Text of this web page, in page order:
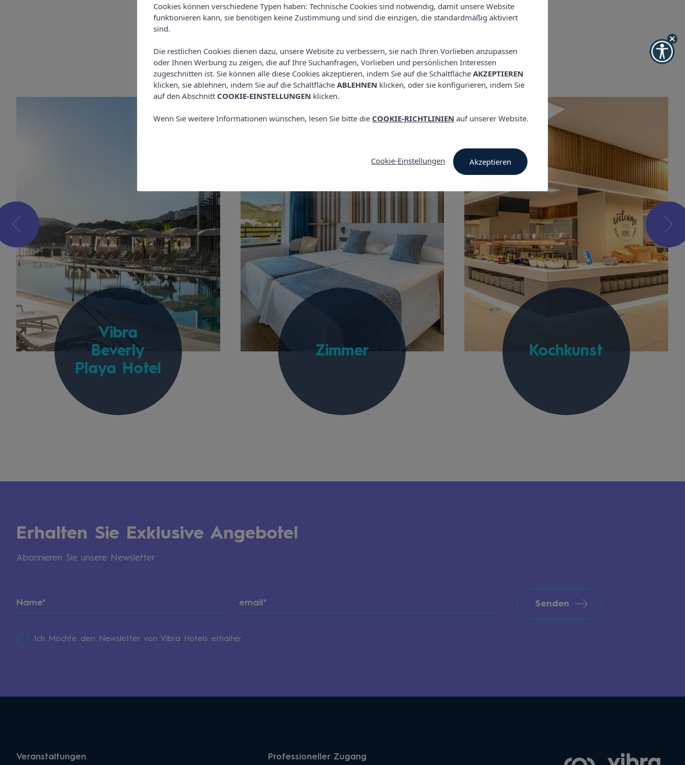
Mehrvon Vibra Beverly Playa Hotel
Vibra
Beverly
Playa Hotel
Zimmer Kochkunst
Erhalten Sie Exklusive Angebote!
Abonnieren Sie unsere Newsletter
Senden
Ich Möchte den Newsletter von Vibra Hotels erhalter
Veranstaltungen Professioneller Zugang
Cookies können verschiedene Typen haben: Technische Cookies sind notwendig, damit unsere Website
funktionieren kann, sie benötigen keine Zustimmung und sind die einzigen, die standardmäßig aktiviert
sind.
Die restlichen Cookies dienen dazu, unsere Website zu verbessern, sie nach Ihren Vorlieben anzupassen
oder Ihnen Werbung zu zeigen, die auf Ihre Suchanfragen, Vorlieben und persönlichen Interessen
zugeschnitten ist. Sie können alle diese Cookies akzeptieren, indem Sie auf die Schaltfläche AKZEPTIEREN
klicken, sie ablehnen, indem Sie auf die Schaltfläche ABLEHNEN klicken, oder sie konfigurieren, indem Sie
auf den Abschnitt COOKIE-EINSTELLUNGEN klicken.
Wenn Sie weitere Informationen wünschen, lesen Sie bitte die COOKIE-RICHTLINIEN auf unserer Website.
Cookie-Einstellungen Akzeptieren